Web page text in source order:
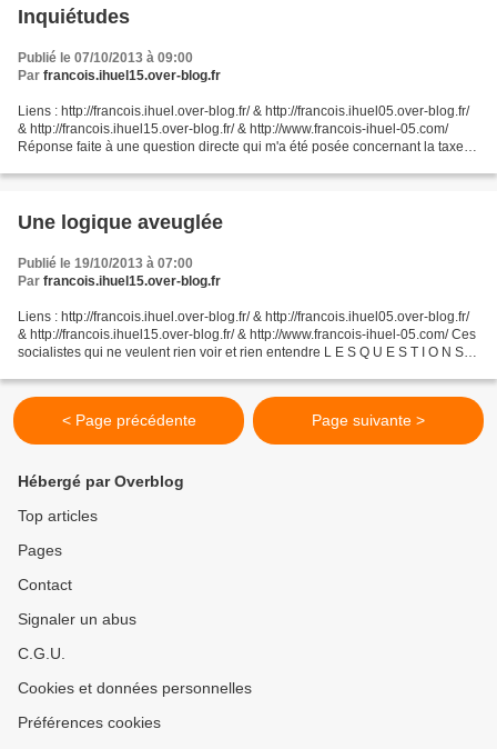
Inquiétudes
Publié le 07/10/2013 à 09:00
Par francois.ihuel15.over-blog.fr
Liens : http://francois.ihuel.over-blog.fr/ & http://francois.ihuel05.over-blog.fr/
& http://francois.ihuel15.over-blog.fr/ & http://www.francois-ihuel-05.com/
Réponse faite à une question directe qui m'a été posée concernant la taxe
Une logique aveuglée
Publié le 19/10/2013 à 07:00
Par francois.ihuel15.over-blog.fr
Liens : http://francois.ihuel.over-blog.fr/ & http://francois.ihuel05.over-blog.fr/
& http://francois.ihuel15.over-blog.fr/ & http://www.francois-ihuel-05.com/ Ces
socialistes qui ne veulent rien voir et rien entendre L E S Q U E S T I O N S G
< Page précédente Page suivante >
Hébergé par Overblog
Top articles
Pages
Contact
Signaler un abus
C.G.U.
Cookies et données personnelles
Préférences cookies